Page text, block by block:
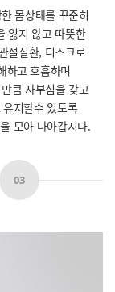
몸상태를 꾸준히
잃지 않고 따뜻한
절질환, 디스크로
하고 호흡하며
큼 자부심을 갖고
지할수 있도록
모아 나아갑시다.
03